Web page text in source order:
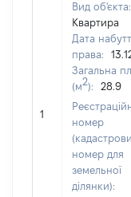
1
Вид об'єкта:
Квартира
Дата
права:
Загальна
(м2):
28.9
номер
номер для
земельної
ділянки):